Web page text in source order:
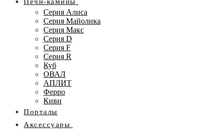
Серия Алиса
Серия Майолика
Серия Макс
Серия D
Серия F
Серия R
Куб
ОВАЛ
АПЛИТ
Ферро
Киви
Порталы
Аксессуары